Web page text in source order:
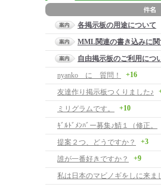
各掲示板の用途について
MML関連の書き込みに
自由掲示板のご利用につ
nyanko に 質問！
+16
友達作り掲示板つくりました♪
ミリグラムです。
+10
ｷﾞﾙﾄﾞﾒﾝﾊﾞー募集♪鯖１（修正。
提案２つ、どうですか？
+3
誰が一番好きですか？
+9
私は日本のマビノギをしに来ま